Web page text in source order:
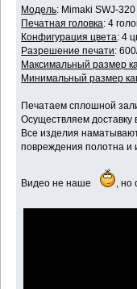
Модель: Mimaki SWJ-
Печатная головка: 4
Конфигурация цвета: 4
Разрешение печати:
Максимальный размер
Минимальный размер
Печатаем сплошной
Осуществляем
Все изделия
повреждения полотна и
Видео не наше , но